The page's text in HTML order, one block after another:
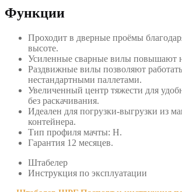
Функции
Проходит в дверные проёмы
высоте.
Усиленные сварные вилы повышают
Раздвижные вилы позволяют
нестандартными паллетами.
Увеличенный центр тяжести для
без раскачивания.
Идеален для погрузки-выгрузки из
контейнера.
Тип профиля мачты: Н.
Гарантия 12 месяцев.
Штабелер
Инструкция по эксплуатации